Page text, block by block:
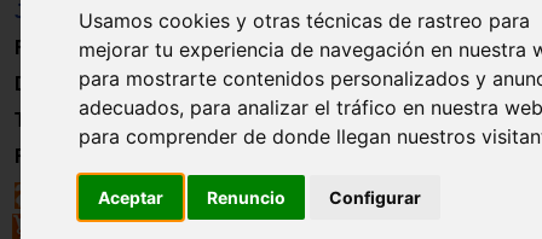
Usamos cookies y otras técnicas de rastreo para
mejorar tu experiencia de navegación en nuestra
para mostrarte contenidos personalizados y
adecuados, para analizar el tráfico en nuestra
para comprender de donde llegan nuestros
Aceptar Renuncio Configurar
Juguetes
Formación
Directorio
Trabajo
Registro